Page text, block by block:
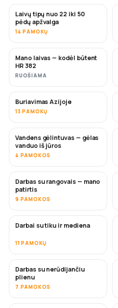
NETRUKUS
Laivų tipų nuo 22 iki 50
pėdų apžvalga
14 PAMOKŲ
NETRUKUS
Mano laivas — kodėl būtent
HR 382
RUOŠIAMA
NETRUKUS
Buriavimas Azijoje
13 PAMOKŲ
NETRUKUS
Vandens gėlintuvas — gėlas
vanduo iš jūros
4 PAMOKOS
NETRUKUS
Darbas su rangovais — mano
patirtis
9 PAMOKOS
Darbai su tiku ir mediena
11 PAMOKŲ
NETRUKUS
Darbas su nerūdijančiu
plienu
7 PAMOKOS